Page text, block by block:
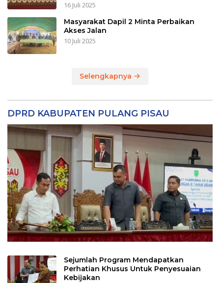
16 Juli 2025
Masyarakat Dapil 2 Minta Perbaikan
Akses Jalan
10 Juli 2025
Selengkapnya
DPRD KABUPATEN PULANG PISAU
Sejumlah Program Mendapatkan
Perhatian Khusus Untuk Penyesuaian
Kebijakan